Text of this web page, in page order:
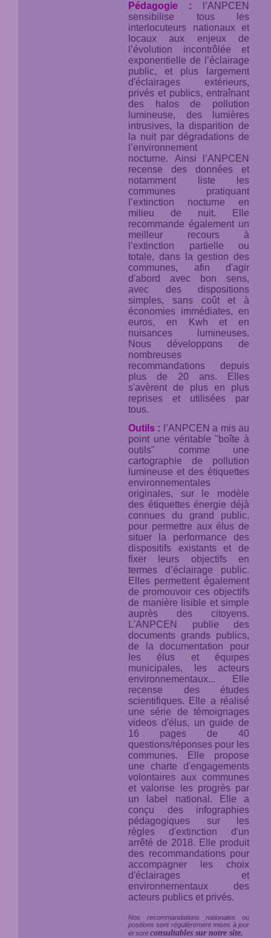
Pédagogie :
l’ANPCEN
sensibilise tous les
interlocuteurs nationaux et
locaux aux enjeux de
l’évolution incontrôlée et
exponentielle de l’éclairage
public, et plus largement
d'éclairages extérieurs,
privés et publics, entraînant
des halos de pollution
lumineuse, des lumières
intrusives, la disparition de
la nuit par dégradations de
l’environnement
nocturne. Ainsi l’ANPCEN
recense des données et
notamment liste les
communes pratiquant
l’extinction nocturne en
milieu de nuit. Elle
recommande également un
meilleur recours à
l’extinction partielle ou
totale, dans la gestion des
communes, afin d'agir
d'abord avec bon sens,
avec des dispositions
simples, sans coût et à
économies immédiates, en
euros, en Kwh et en
nuisances lumineuses.
Nous développons de
nombreuses
recommandations depuis
plus de 20 ans. Elles
s'avèrent de plus en plus
reprises et utilisées par
tous.
Outils :
l’ANPCEN a mis au
point une véritable "boîte à
outils" comme une
cartographie de pollution
lumineuse et des étiquettes
environnementales
originales, sur le modèle
des étiquettes énergie déjà
connues du grand public,
pour permettre aux élus de
situer la performance des
dispositifs existants et de
fixer leurs objectifs en
termes d’éclairage public.
Elles permettent également
de promouvoir ces objectifs
de manière lisible et simple
auprès des citoyens.
L'ANPCEN publie des
documents grands publics,
de la documentation pour
les élus et équipes
municipales, les acteurs
environnementaux... Elle
recense des études
scientifiques. Elle a réalisé
une série de témoignages
videos d'élus, un guide de
16 pages de 40
questions/réponses pour les
communes. Elle propose
une charte d'engagements
volontaires aux communes
et valorise les progrès par
un label national. Elle a
conçu des infographies
pédagogiques sur les
règles d'extinction d'un
arrêté de 2018. Elle produit
des recommandations pour
accompagner les choix
d'éclairages et
environnementaux des
acteurs publics et privés.
Nos recommandations nationales ou
positions sont régulièrement mises à jour
et sont consultables sur notre site.